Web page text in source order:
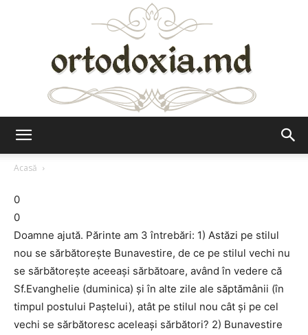
Acasă
0
0
Doamne ajută. Părinte am 3 întrebări: 1) Astăzi pe stilul
nou se sărbătorește Bunavestire, de ce pe stilul vechi nu
se sărbătorește aceeași sărbătoare, având în vedere că
Sf.Evanghelie (duminica) și în alte zile ale săptămânii (în
timpul postului Paștelui), atât pe stilul nou cât și pe cel
vechi se sărbătoresc aceleași sărbători? 2) Bunavestire